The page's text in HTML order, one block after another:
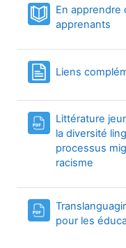
En apprendre
apprenants
Liens
Littérature
la diversité
processus
racisme
pour les